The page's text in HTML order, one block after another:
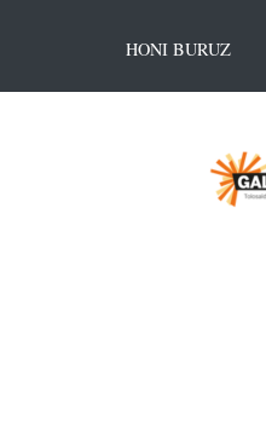
HONI BURUZ